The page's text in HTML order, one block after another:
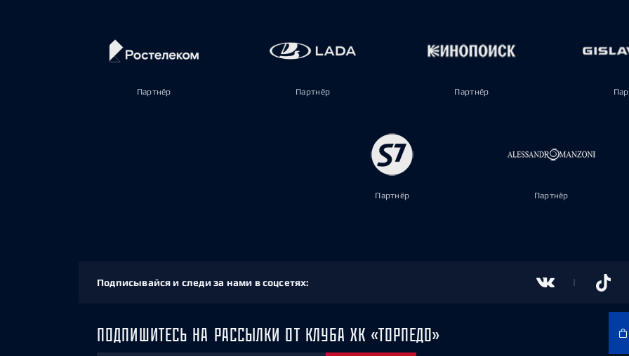
Партнёр Партнёр Партнёр
Партнёр Партнёр
Подписывайся и следи за нами в соцсетях:
ПОДПИШИТЕСЬ НА РАССЫЛКИ ОТ КЛУБА ХК «ТОРПЕДО»